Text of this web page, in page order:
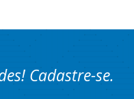
Cadastre-se.